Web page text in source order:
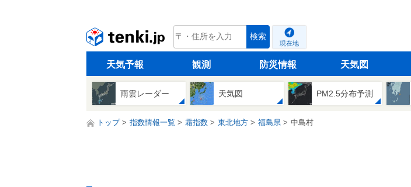
tenki.jp 検索
現在地
天気予報 観測 防災情報 天気図
雨雲レーダー 天気図 PM2.5分布予測
トップ 指数情報一覧 霜指数 東北地方 福島県 中島村